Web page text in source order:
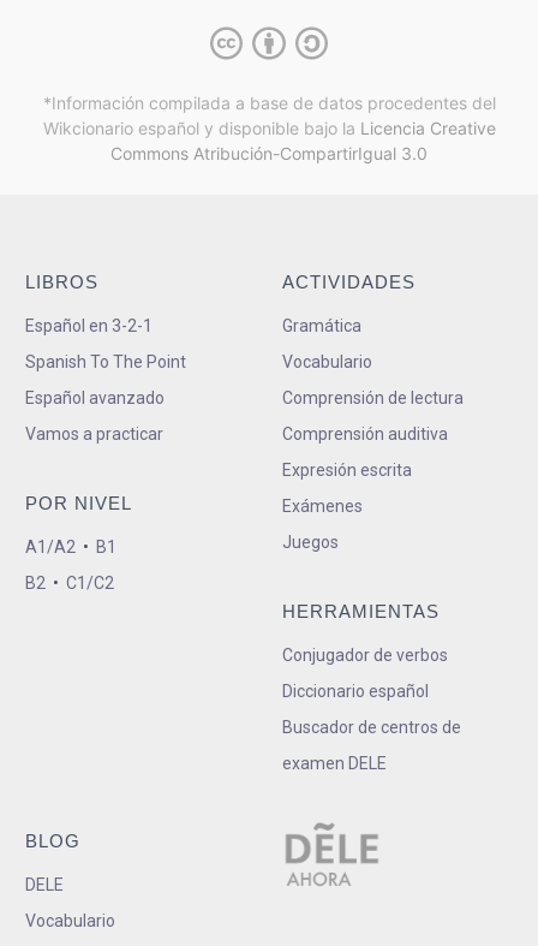
*Información compilada a base de datos procedentes del
Wikcionario español y disponible bajo la Licencia Creative
Commons Atribución-CompartirIgual 3.0
LIBROS
Español en 3-2-1
Spanish To The Point
Español avanzado
Vamos a practicar
POR NIVEL
A1/A2 • B1
B2 • C1/C2
ACTIVIDADES
Gramática
Vocabulario
Comprensión de lectura
Comprensión auditiva
Expresión escrita
Exámenes
Juegos
HERRAMIENTAS
Conjugador de verbos
Diccionario español
Buscador de centros de
examen DELE
BLOG
DELE
Vocabulario